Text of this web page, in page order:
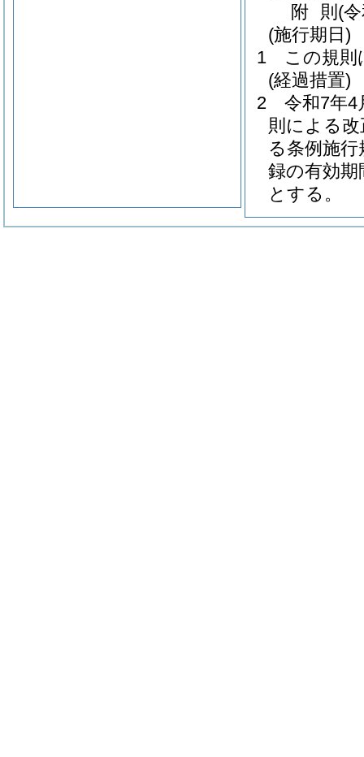
附 則 (
(施行期日)
1
この規則
(経過措置)
2
令和7年
則による
る条例施
録の有効
とする。